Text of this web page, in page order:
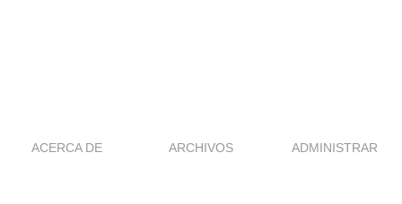
ACERCA DE ARCHIVOS ADMINISTRAR